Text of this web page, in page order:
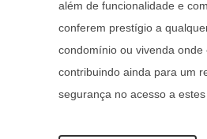
além de funcionalidade e
conferem prestígio a
condomínio ou vivenda onde
contribuindo ainda para um
segurança no acesso a estes